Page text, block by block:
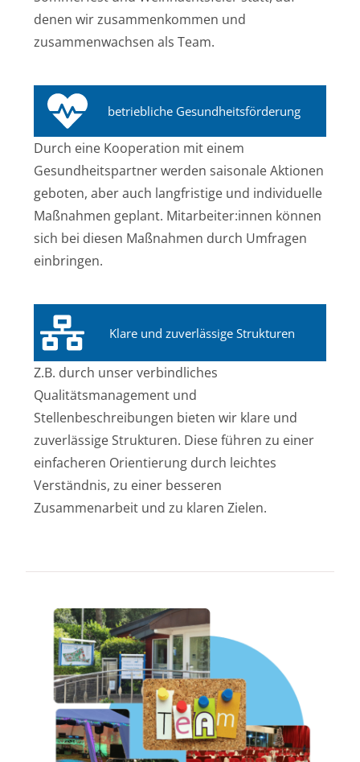
denen wir zusammenkommen und
zusammenwachsen als Team.
betriebliche Gesundheitsförderung
Durch eine Kooperation mit einem
Gesundheitspartner werden saisonale Aktionen
geboten, aber auch langfristige und individuelle
Maßnahmen geplant. Mitarbeiter:innen können
sich bei diesen Maßnahmen durch Umfragen
einbringen.
Klare und zuverlässige Strukturen
Z.B. durch unser verbindliches
Qualitätsmanagement und
Stellenbeschreibungen bieten wir klare und
zuverlässige Strukturen. Diese führen zu einer
einfacheren Orientierung durch leichtes
Verständnis, zu einer besseren
Zusammenarbeit und zu klaren Zielen.